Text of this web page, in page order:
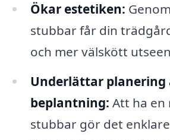
Ökar estetiken:
stubbar får din
och mer välskött
Underlättar planering
beplantning: Att ha en
stubbar gör det